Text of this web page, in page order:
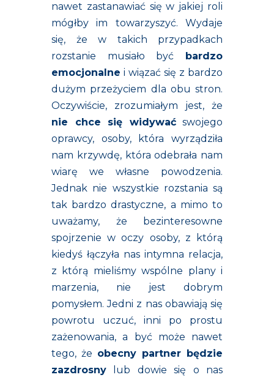
nawet zastanawiać się w jakiej roli
mógłby im towarzyszyć. Wydaje
się, że w takich przypadkach
rozstanie musiało być bardzo
emocjonalne i wiązać się z bardzo
dużym przeżyciem dla obu stron.
Oczywiście, zrozumiałym jest, że
nie chce się widywaćswojego
oprawcy, osoby, która wyrządziła
nam krzywdę, która odebrała nam
wiarę we własne powodzenia.
Jednak nie wszystkie rozstania są
tak bardzo drastyczne, a mimo to
uważamy, że bezinteresowne
spojrzenie w oczy osoby, z którą
kiedyś łączyła nas intymna relacja,
z którą mieliśmy wspólne plany i
marzenia, nie jest dobrym
pomysłem. Jedni z nas obawiają się
powrotu uczuć, inni po prostu
zażenowania, a być może nawet
tego, że obecny partner będzie
zazdrosny lub dowie się o nas